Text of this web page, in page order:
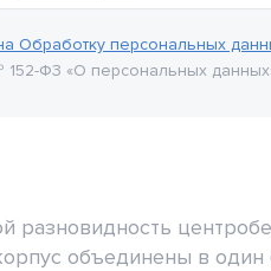
Обработку персональных
Ф3 «О персональных
разновидность
объединены в один